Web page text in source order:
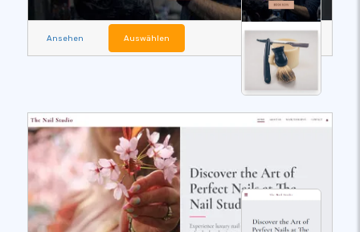
Ansehen Auswählen